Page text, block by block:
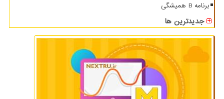
برنامه B همیشگی
جدیدترین ها